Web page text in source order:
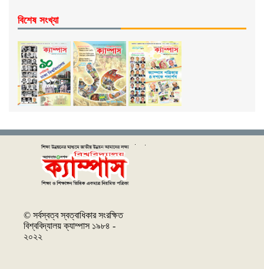
বিশেষ সংখ্যা
© সর্বস্বত্ব স্বত্বাধিকার সংরক্ষিত
বিশ্ববিদ্যালয় ক্যাম্পাস ১৯৮৪ -
২০২২